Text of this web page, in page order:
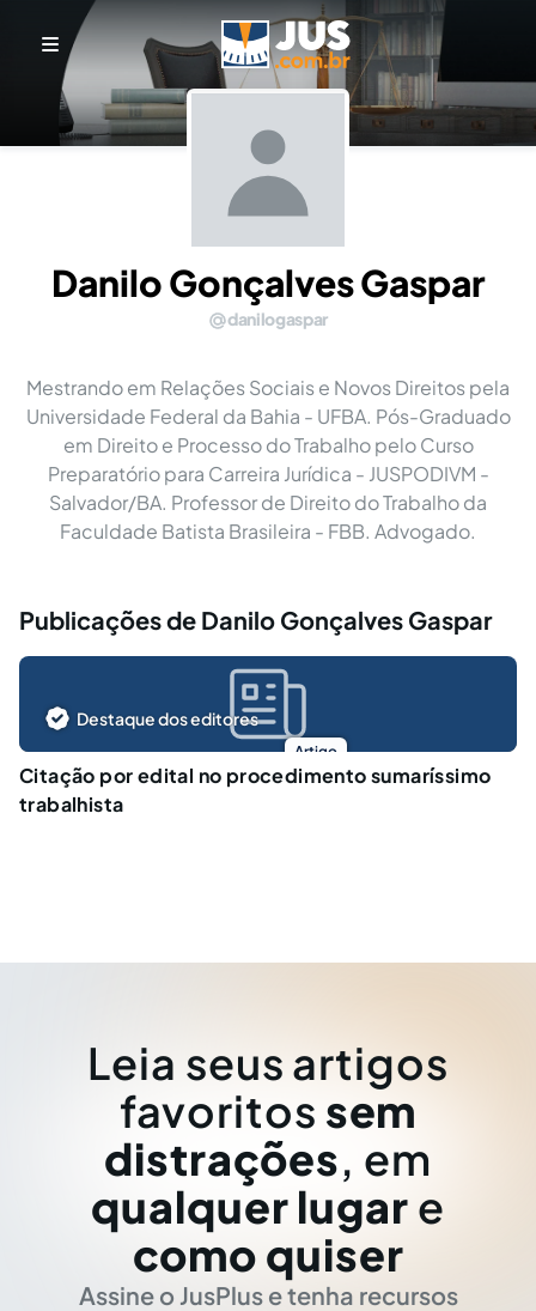
Danilo Gonçalves Gaspar
danilogaspar
Mestrando em Relações Sociais e Novos Direitos pela
Universidade Federal da Bahia - UFBA. Pós-Graduado
em Direito e Processo do Trabalho pelo Curso
Preparatório para Carreira Jurídica - JUSPODIVM -
Salvador/BA. Professor de Direito do Trabalho da
Faculdade Batista Brasileira - FBB. Advogado.
Publicações de Danilo Gonçalves Gaspar
Artigo
Destaque dos editores
Citação por edital no procedimento sumaríssimo
trabalhista
Leia seus artigos
favoritos sem
distrações, em
qualquer lugar e
como quiser
Assine o JusPlus e tenha recursos